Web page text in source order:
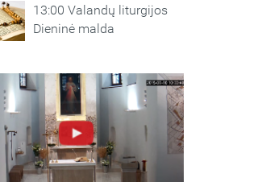
13:00 Valandų liturgijos
Dieninė malda